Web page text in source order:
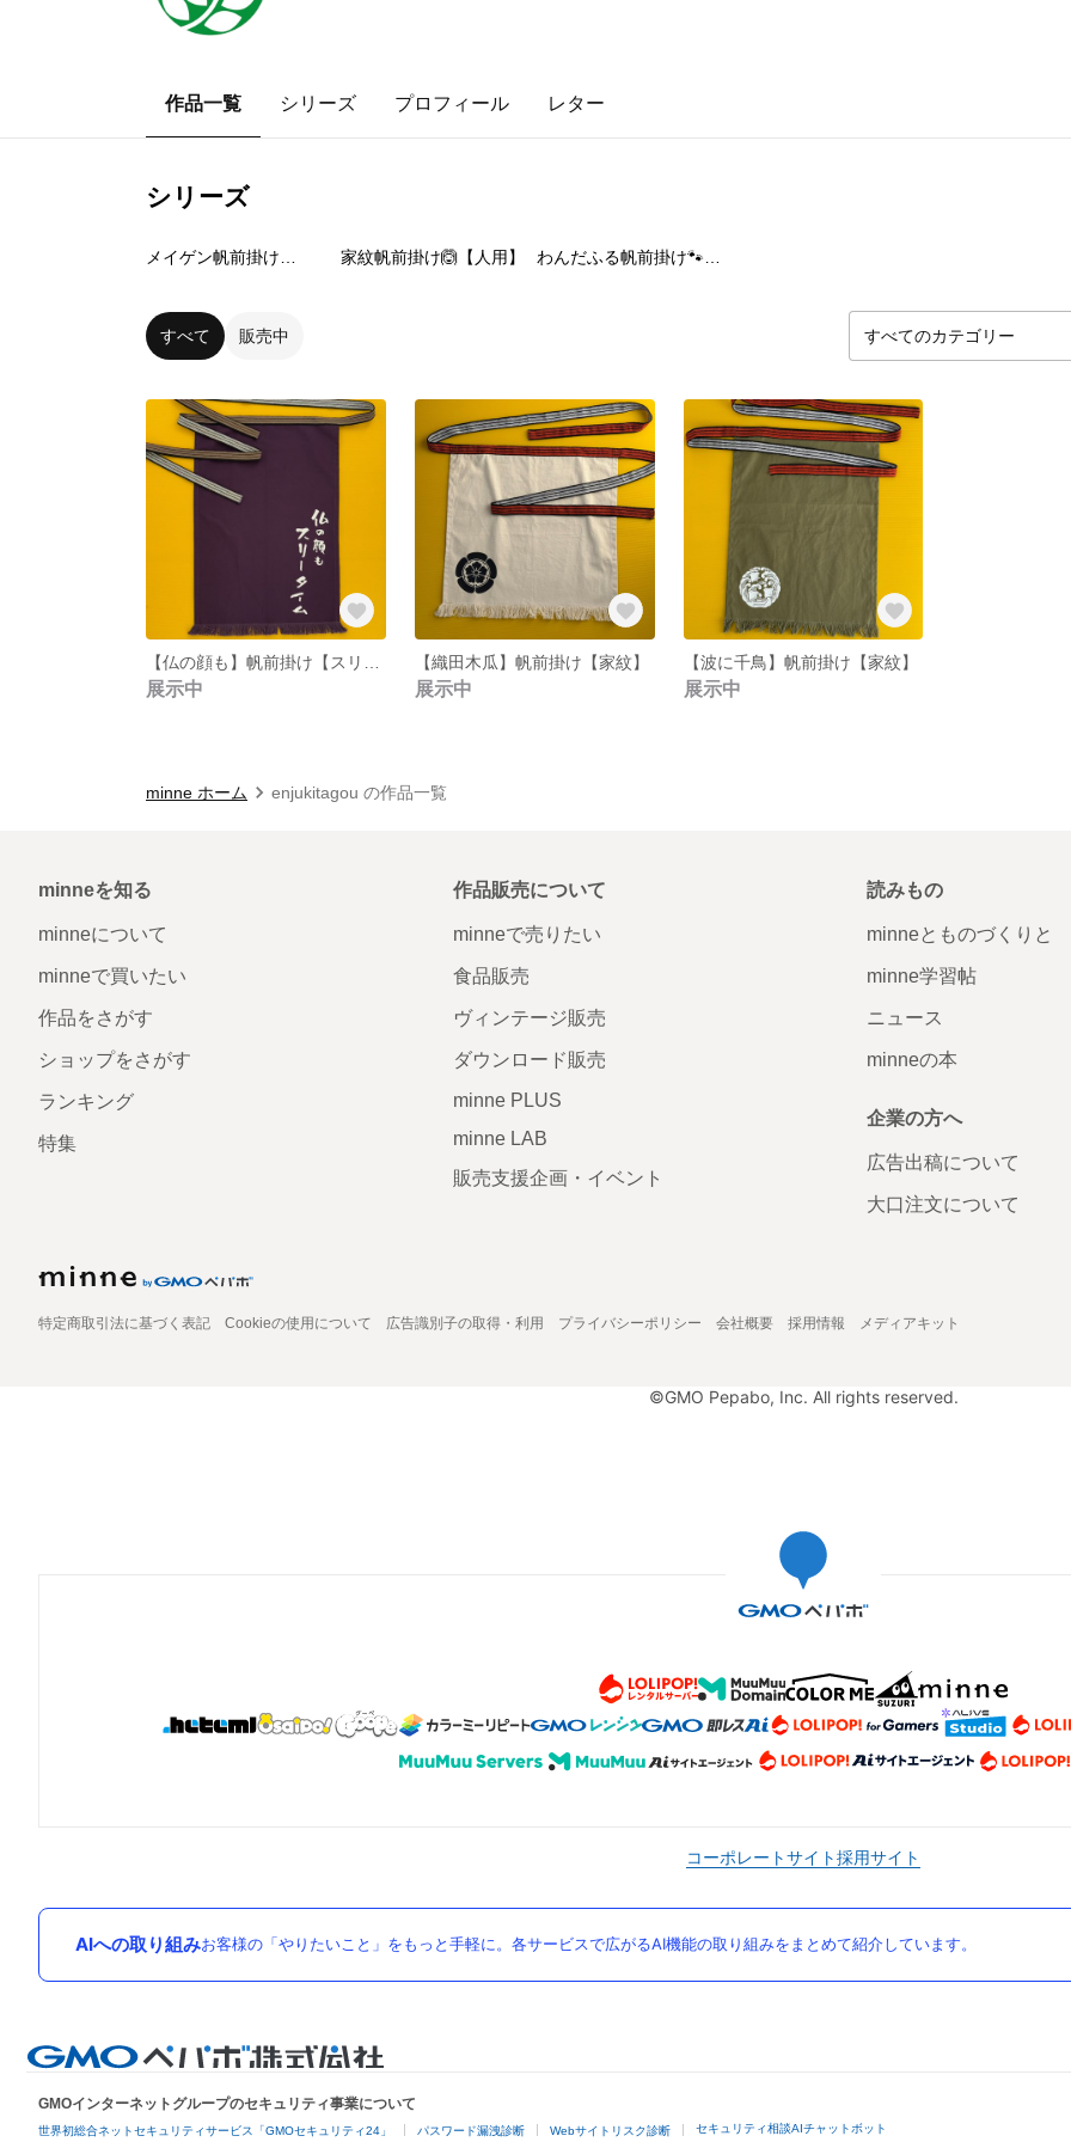
作品一覧 シリーズ プロフィール レター
シリーズ
家紋帆前掛け🙆【人用】
すべて 販売中
展示中
【織田木瓜】帆前掛け【家紋】
展示中
【波に千鳥】帆前掛け【家紋】
展示中
minne ホーム enjukitagou の作品一覧
minneを知る
minneについて
minneで買いたい
作品をさがす
ショップをさがす
ランキング
特集
作品販売について
minneで売りたい
食品販売
ヴィンテージ販売
ダウンロード販売
minne PLUS
minne LAB
販売支援企画・イベント
読みもの
minneとものづくりと
minne学習帖
ニュース
minneの本
企業の方へ
広告出稿について
大口注文について
特定商取引法に基づく表記 Cookieの使用について 広告識別子の取得・利用 プライバシーポリシー 会社概要 採用情報 メディアキット
©GMO Pepabo, Inc. All rights reserved.
コーポレートサイト採用サイト
AIへの取り組みお客様の「やりたいこと」をもっと手軽に。各サービスで広がるAI機能の取り組みをまとめて紹介しています。
GMOインターネットグループのセキュリティ事業について
世界初総合ネットセキュリティサービス「GMOセキュリティ24」 パスワード漏洩診断 Webサイトリスク診断 セキュリティ相談AIチャットボット